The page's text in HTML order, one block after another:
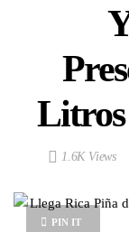
1.6K Views
PIN IT